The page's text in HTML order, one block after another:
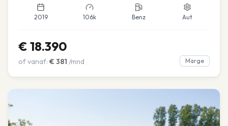
2019 106k Benz Aut
€ 18.390
of vanaf: € 381 /mnd Marge